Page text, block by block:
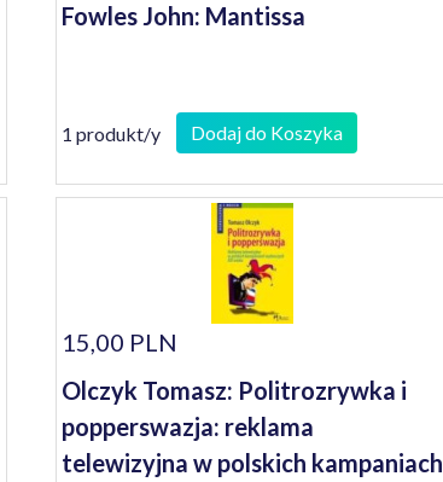
Fowles John: Mantissa
1 produkt/y Dodaj do Koszyka
15,00 PLN
Olczyk Tomasz: Politrozrywka i
popperswazja: reklama
telewizyjna w polskich kampaniach